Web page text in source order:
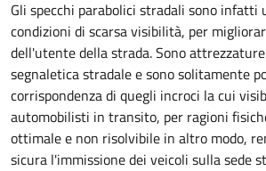
Gli specchi parabolici stradali sono infatti
condizioni di scarsa visibilità, per
dell'utente della strada. Sono
segnaletica stradale e sono solitamente
corrispondenza di quegli incroci la cui
automobilisti in transito, per ragioni
ottimale e non risolvibile in altro modo,
sicura l'immissione dei veicoli sulla sede